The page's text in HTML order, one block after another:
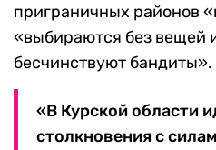
приграничных районов
«выбираются без вещей
бесчинствуют бандиты».
«В Курской области
столкновения с